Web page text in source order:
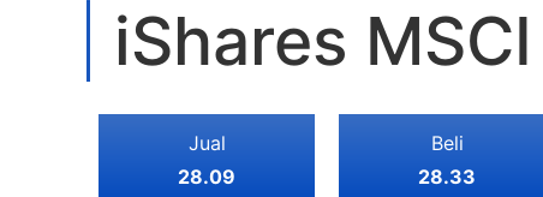
iShares
Jual
28.09
Beli
28.33